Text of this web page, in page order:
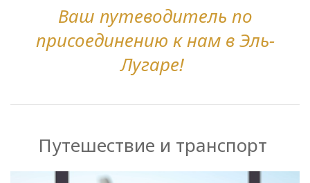
Ваш путеводитель по
присоединению к нам в Эль-
Лугаре!
Путешествие и транспорт